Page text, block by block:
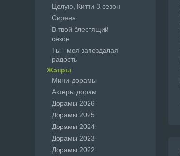
Целую, Китти 3 сезон
Сирена
В твой блестящий
сезон
Ты - моя запоздалая
радость
Жанры
Мини-дорамы
Актеры дорам
Дорамы 2026
Дорамы 2025
Дорамы 2024
Дорамы 2023
Дорамы 2022